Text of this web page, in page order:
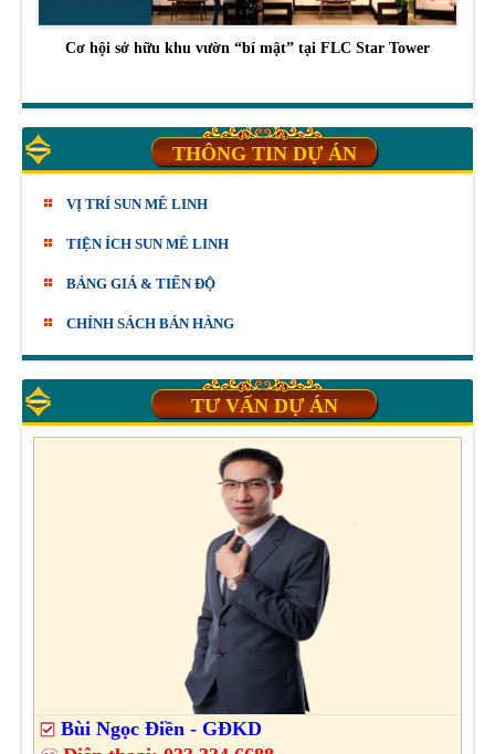
Cơ hội sở hữu khu vườn “bí mật” tại FLC Star Tower
THÔNG TIN DỰ ÁN
VỊ TRÍ SUN MÊ LINH
TIỆN ÍCH SUN MÊ LINH
BẢNG GIÁ & TIẾN ĐỘ
CHÍNH SÁCH BÁN HÀNG
TƯ VẤN DỰ ÁN
Bùi Ngọc Điền - GĐKD